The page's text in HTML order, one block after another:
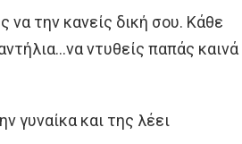
την κανείς δική σου. Κάθε
ντυθείς παπάς καινά
γυναίκα και της λέει